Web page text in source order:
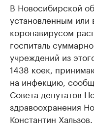
В Новосибирской
установленным
коронавирусом
госпиталь
учреждений из
1438 коек,
на инфекцию,
Совета депутатов
здравоохранения
Константин Хальзов.